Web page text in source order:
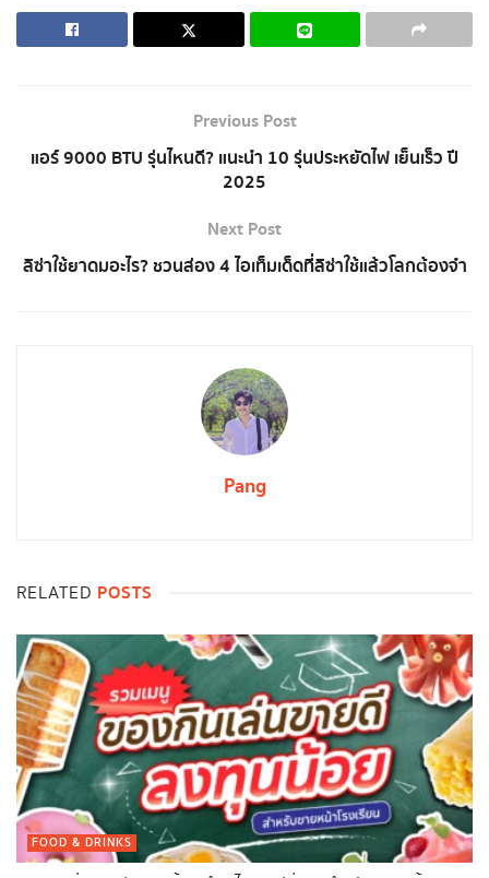
Previous Post
แอร์ 9000 BTU รุ่นไหนดี? แนะนำ 10 รุ่นประหยัดไฟ เย็นเร็ว ปี
2025
Next Post
ลิซ่าใช้ยาดมอะไร? ชวนส่อง 4 ไอเท็มเด็ดที่ลิซ่าใช้แล้วโลกต้องจำ
Pang
RELATED POSTS
FOOD & DRINKS